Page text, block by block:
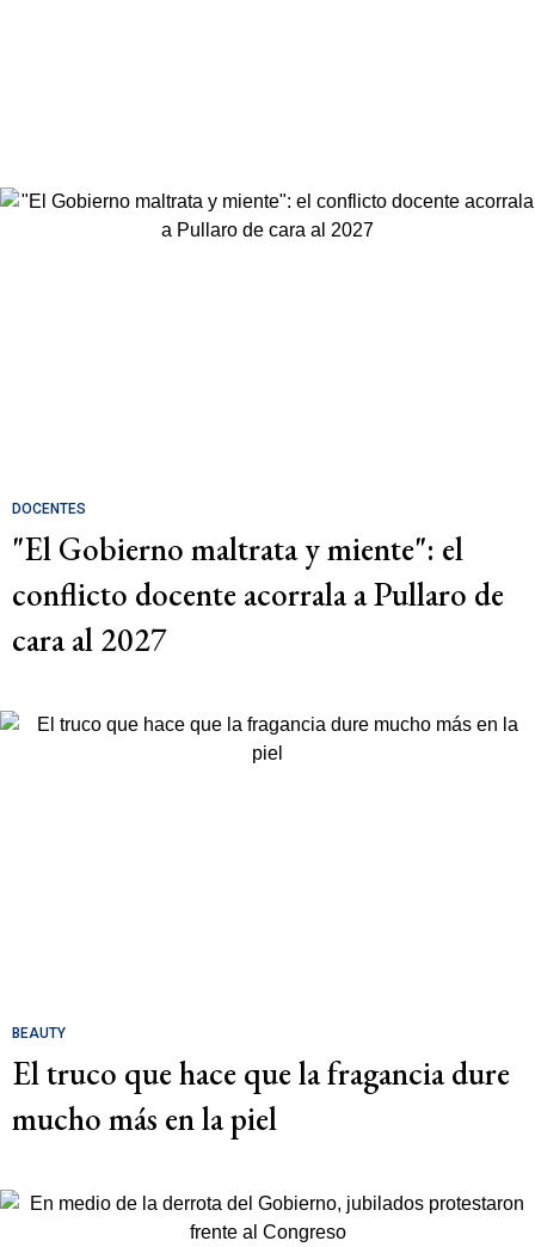
DOCENTES
"El Gobierno maltrata y miente": el
conflicto docente acorrala a Pullaro de
cara al 2027
BEAUTY
El truco que hace que la fragancia dure
mucho más en la piel